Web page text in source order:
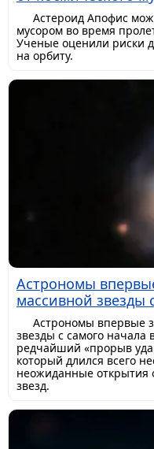
Астероид Апофис
мусором во время
Ученые оценили риски
на орбиту.
Астрономы
массивной звезды
Астрономы впервые
звезды с самого
редчайший «прорыв
который длился всего
неожиданные открытия
звезд.